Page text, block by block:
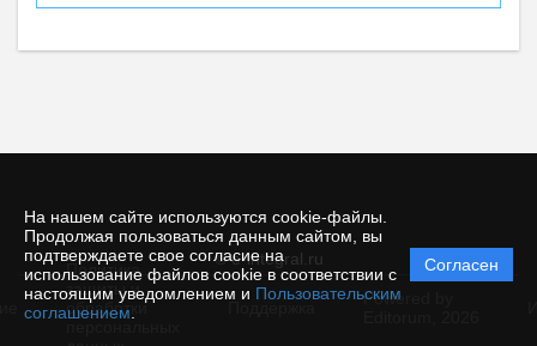
На нашем сайте используются cookie-файлы.
Продолжая пользоваться данным сайтом, вы
подтверждаете свое согласие на
использование файлов cookie в соответствии с
настоящим уведомлением и Пользовательским
соглашением
Согласен
© e-integral.ru
Политика
защиты и
обработки
Powered by